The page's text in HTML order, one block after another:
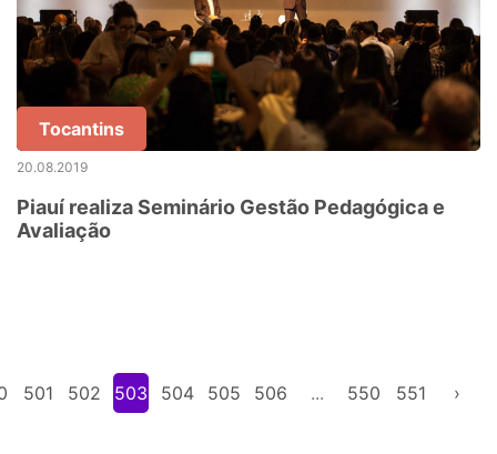
Tocantins
20.08.2019
Piauí realiza Seminário Gestão Pedagógica e
Avaliação
501 502 503 504 505 506 ... 550 551 ›